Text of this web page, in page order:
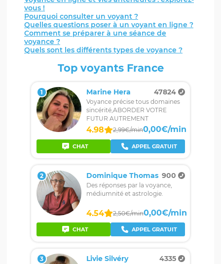
vous !
Pourquoi consulter un voyant ?
Quelles questions poser à un voyant en ligne ?
Comment se préparer à une séance de
voyance ?
Quels sont les différents types de voyance ?
Top voyants France
1 Marine Hera 47824
Voyance précise tous domaines
sincérité,ABORDER VOTRE
FUTUR AUTREMENT
4.98 2,99€/min0,00€/min
CHAT APPEL GRATUIT
2 Dominique Thomas 900
Des réponses par la voyance,
médiumnité et astrologie.
4.54 2,50€/min0,00€/min
CHAT APPEL GRATUIT
3 Livie Silvéry 4335